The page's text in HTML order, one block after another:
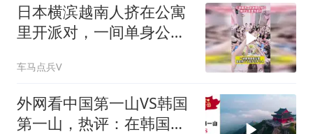
日本横滨越南人挤在公寓
里开派对，一间单身公寓
车马点兵V
外网看中国第一山VS韩国
第一山，热评：在韩国土